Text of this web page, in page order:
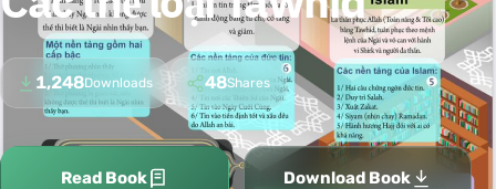
1,248Downloads 48Shares
Read Book Download Book